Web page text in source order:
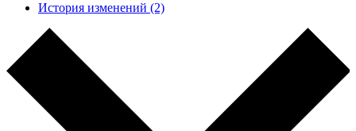
История изменений (2)